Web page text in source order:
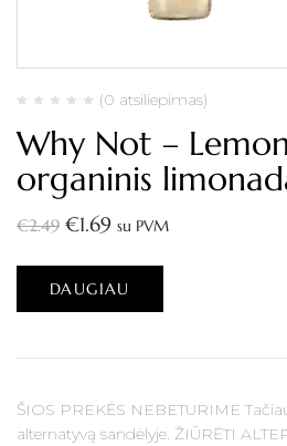
(0 atsiliepimas)
Why Not –
organinis
€2.49 €1.69 su PVM
DAUGIAU
ŠIOS PREKĖS NEBETURIME
alternatyvą sandėlyje. ŽIŪRĖTI